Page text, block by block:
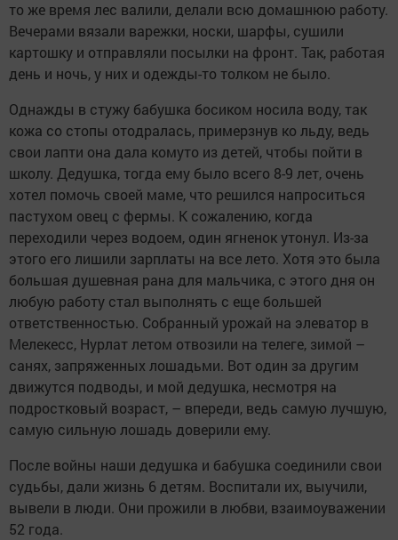
то же время лес валили, делали всю домашнюю работу.
Вечерами вязали варежки, носки, шарфы, сушили
картошку и отправляли посылки на фронт. Так, работая
день и ночь, у них и одежды-то толком не было.
Однажды в стужу бабушка босиком носила воду, так
кожа со стопы отодралась, примерзнув ко льду, ведь
свои лапти она дала комуто из детей, чтобы пойти в
школу. Дедушка, тогда ему было всего 8-9 лет, очень
хотел помочь своей маме, что решился напроситься
пастухом овец с фермы. К сожалению, когда
переходили через водоем, один ягненок утонул. Из-за
этого его лишили зарплаты на все лето. Хотя это была
большая душевная рана для мальчика, с этого дня он
любую работу стал выполнять с еще большей
ответственностью. Собранный урожай на элеватор в
Мелекесс, Нурлат летом отвозили на телеге, зимой –
санях, запряженных лошадьми. Вот один за другим
движутся подводы, и мой дедушка, несмотря на
подростковый возраст, – впереди, ведь самую лучшую,
самую сильную лошадь доверили ему.
После войны наши дедушка и бабушка соединили свои
судьбы, дали жизнь 6 детям. Воспитали их, выучили,
вывели в люди. Они прожили в любви, взаимоуважении
52 года.